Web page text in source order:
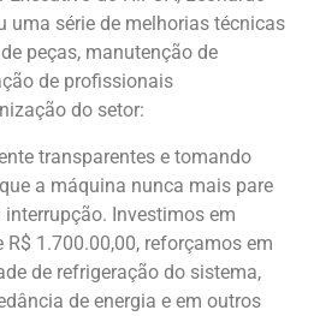
uma série de melhorias técnicas
peças, manutenção de
de profissionais
do setor:
transparentes e tomando
a máquina nunca mais pare
Investimos em
1.700.00,00, reforçamos em
de refrigeração do sistema,
de energia e em outros